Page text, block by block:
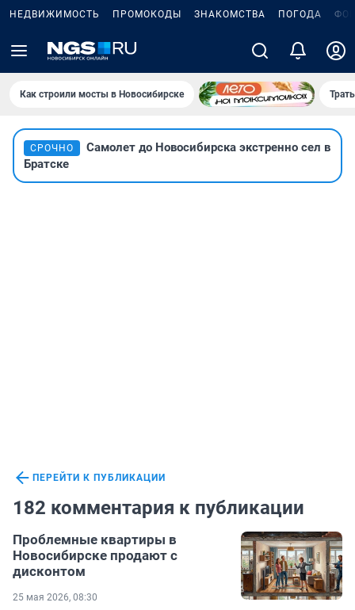
НЕДВИЖИМОСТЬ ПРОМОКОДЫ ЗНАКОМСТВА ПОГОДА
Как строили мосты в Новосибирске
СРОЧНО
Самолет до Новосибирска экстренно сел в
Братске
ПЕРЕЙТИ К ПУБЛИКАЦИИ
182 комментария к публикации
Проблемные квартиры в
Новосибирске продают с
дисконтом
25 мая 2026, 08:30